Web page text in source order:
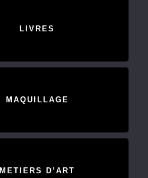
LIVRES
MAQUILLAGE
METIERS D’ART